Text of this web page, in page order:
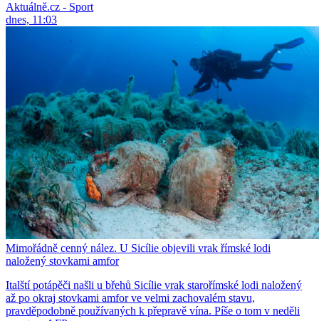
Aktuálně.cz - Sport
dnes, 11:03
Mimořádně cenný nález. U Sicílie objevili vrak římské lodi
naložený stovkami amfor
Italští potápěči našli u břehů Sicílie vrak starořímské lodi naložený
až po okraj stovkami amfor ve velmi zachovalém stavu,
pravděpodobně používaných k přepravě vína. Píše o tom v neděli